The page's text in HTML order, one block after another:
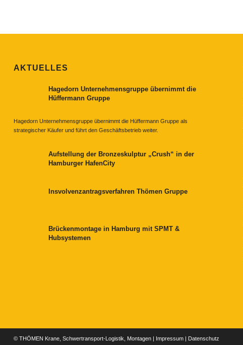
AKTUELLES
Hagedorn Unternehmensgruppe übernimmt die
Hüffermann Gruppe
Hagedorn Unternehmensgruppe übernimmt die Hüffermann Gruppe als
strategischer Käufer und führt den Geschäftsbetrieb weiter.
Aufstellung der Bronzeskulptur „Crush“ in der
Hamburger HafenCity
Insvolvenzantragsverfahren Thömen Gruppe
Brückenmontage in Hamburg mit SPMT &
Hubsystemen
© THÖMEN Krane, Schwertransport-Logistik, Montagen | Impressum | Datenschutz